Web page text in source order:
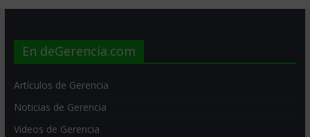
En deGerencia.com
Artículos de Gerencia
Noticias de Gerencia
Videos de Gerencia